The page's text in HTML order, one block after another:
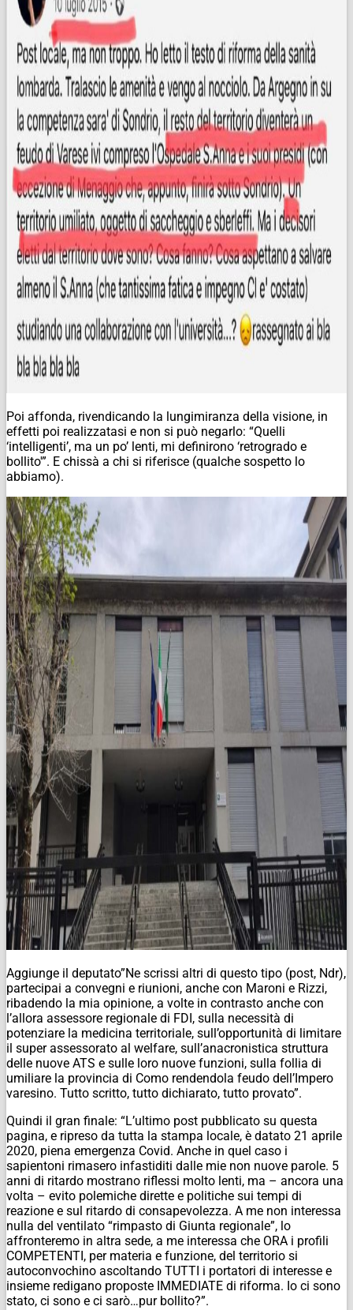
Poi affonda, rivendicando la lungimiranza della visione, in
effetti poi realizzatasi e non si può negarlo: “Quelli
‘intelligenti’, ma un po’ lenti, mi definirono ‘retrogrado e
bollito'”. E chissà a chi si riferisce (qualche sospetto lo
abbiamo).
Aggiunge il deputato”Ne scrissi altri di questo tipo (post, Ndr),
partecipai a convegni e riunioni, anche con Maroni e Rizzi,
ribadendo la mia opinione, a volte in contrasto anche con
l’allora assessore regionale di FDI, sulla necessità di
potenziare la medicina territoriale, sull’opportunità di limitare
il super assessorato al welfare, sull’anacronistica struttura
delle nuove ATS e sulle loro nuove funzioni, sulla follia di
umiliare la provincia di Como rendendola feudo dell’Impero
varesino. Tutto scritto, tutto dichiarato, tutto provato”.
Quindi il gran finale: “L’ultimo post pubblicato su questa
pagina, e ripreso da tutta la stampa locale, è datato 21 aprile
2020, piena emergenza Covid. Anche in quel caso i
sapientoni rimasero infastiditi dalle mie non nuove parole. 5
anni di ritardo mostrano riflessi molto lenti, ma – ancora una
volta – evito polemiche dirette e politiche sui tempi di
reazione e sul ritardo di consapevolezza. A me non interessa
nulla del ventilato “rimpasto di Giunta regionale”, lo
affronteremo in altra sede, a me interessa che ORA i profili
COMPETENTI, per materia e funzione, del territorio si
autoconvochino ascoltando TUTTI i portatori di interesse e
insieme redigano proposte IMMEDIATE di riforma. Io ci sono
stato, ci sono e ci sarò…pur bollito?”.